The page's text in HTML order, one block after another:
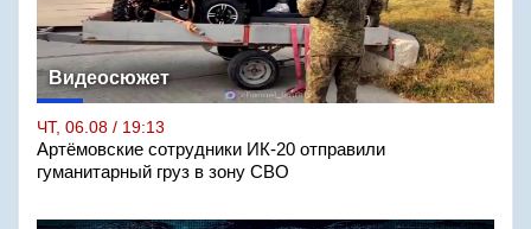
Видеосюжет
ЧТ, 06.08 / 19:13
Артёмовские сотрудники ИК-20 отправили
гуманитарный груз в зону СВО